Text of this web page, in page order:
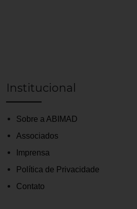
Institucional
Sobre a ABIMAD
Associados
Imprensa
Política de Privacidade
Contato